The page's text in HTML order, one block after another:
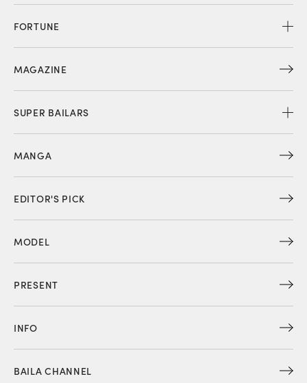
FORTUNE
MAGAZINE
SUPER BAILARS
MANGA
EDITOR'S PICK
MODEL
PRESENT
INFO
BAILA CHANNEL